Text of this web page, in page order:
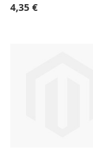
4,35 €